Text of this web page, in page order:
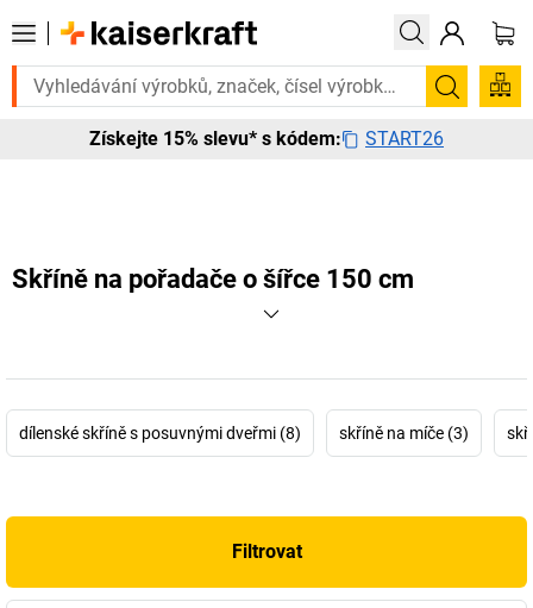
to urgentně? Vybrané bestsellery doručíme do 72 hodin.
Hledání
Získejte 15% slevu* s kódem: START26
Skříně na pořadače o šířce 150 cm
dílenské skříně s posuvnými dveřmi (8) skříně na míče (3)
Filtrovat